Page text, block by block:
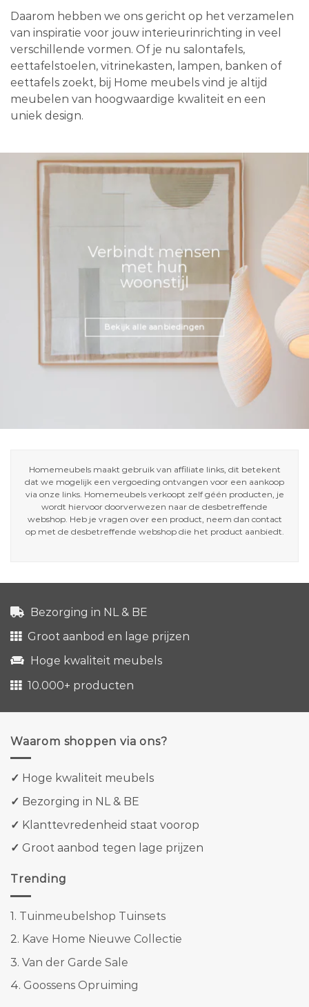
Daarom hebben we ons gericht op het verzamelen
van inspiratie voor jouw interieurinrichting in veel
verschillende vormen. Of je nu salontafels,
eettafelstoelen, vitrinekasten, lampen, banken of
eettafels zoekt, bij Home meubels vind je altijd
meubelen van hoogwaardige kwaliteit en een
uniek design.
Verbindt mensen
met hun
woonstijl
Bekijk alle aanbiedingen
Homemeubels maakt gebruik van affiliate links, dit betekent
dat we mogelijk een vergoeding ontvangen voor een aankoop
via onze links. Homemeubels verkoopt zelf géén producten, je
wordt hiervoor doorverwezen naar de desbetreffende
webshop. Heb je vragen over een product, neem dan contact
op met de desbetreffende webshop die het product aanbiedt.
Bezorging in NL & BE
Groot aanbod en lage prijzen
Hoge kwaliteit meubels
10.000+ producten
Waarom shoppen via ons?
✓ Hoge kwaliteit meubels
✓ Bezorging in NL & BE
✓ Klanttevredenheid staat voorop
✓ Groot aanbod tegen lage prijzen
Trending
1. Tuinmeubelshop Tuinsets
2. Kave Home Nieuwe Collectie
3. Van der Garde Sale
4. Goossens Opruiming